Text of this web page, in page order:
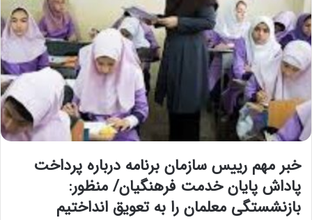
خبر مهم رییس سازمان برنامه درباره پرداخت
پاداش پایان خدمت فرهنگیان/ منظور:
بازنشستگی معلمان را به تعویق انداختیم